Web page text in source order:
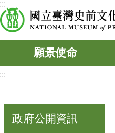
跳到主要內容區塊
:::
願景使命
:::
政府公開資訊